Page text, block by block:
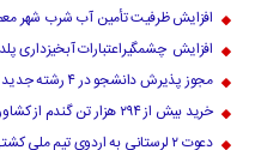
افزایش ظرفیت تأمین آب شرب شهر
افزایش چشمگیراعتبارات آبخیزداری
مجوز پذیرش دانشجو در ۴ رشته جدید کارشناسی‌ارشد دانشگاه لرستان صادر شد
خرید بیش از ۲۹۴ هزار تن گندم از کشاورزان لرستان
دعوت ۲ لرستانی به اردوی تیم ملی کشتی ساحلی